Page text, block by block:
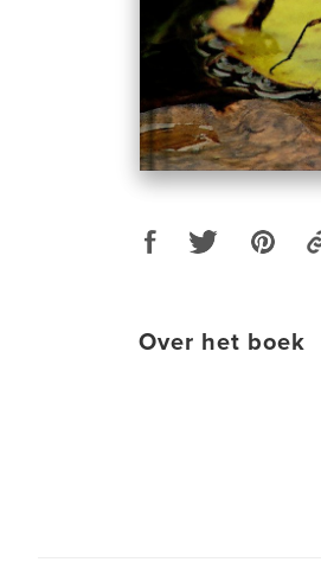
Over het boek